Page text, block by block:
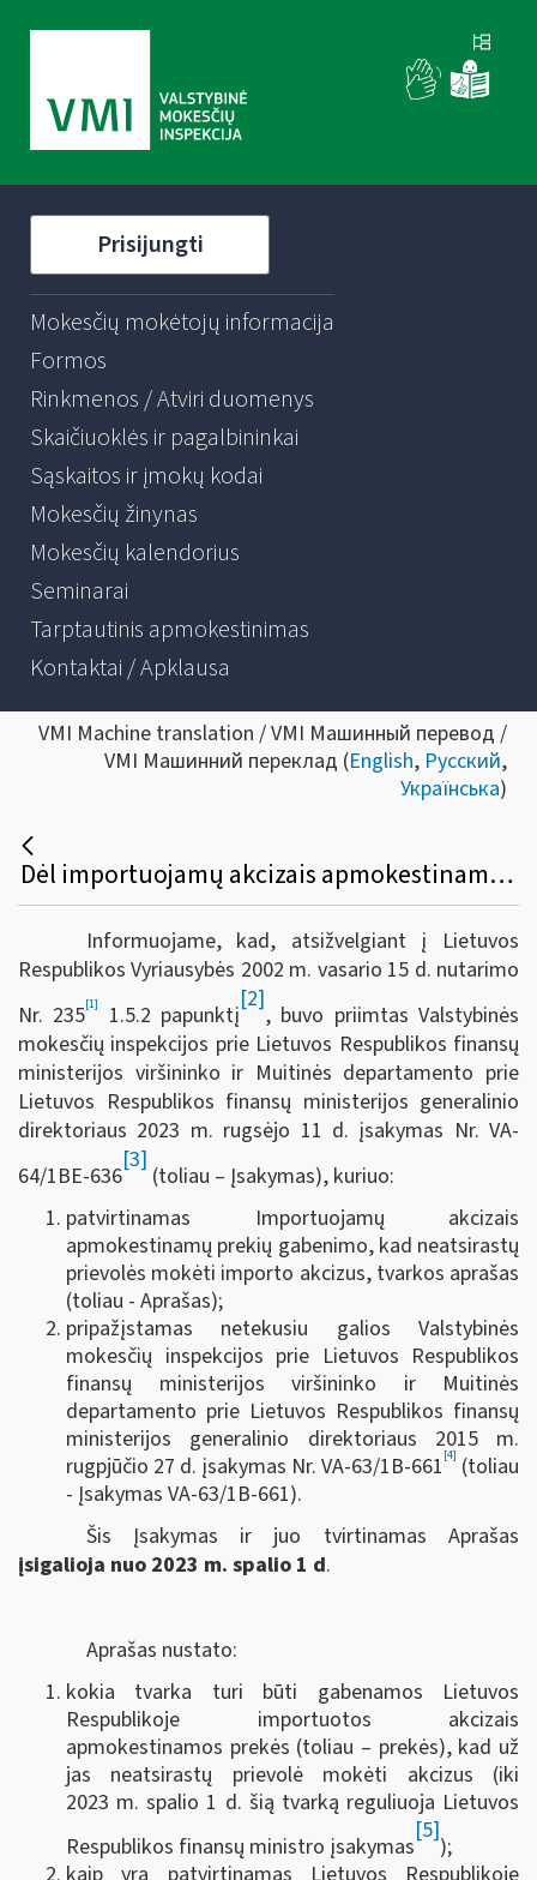
Prisijungti
Mokesčių mokėtojų informacija
Formos
Rinkmenos / Atviri duomenys
Skaičiuoklės ir pagalbininkai
Sąskaitos ir įmokų kodai
Mokesčių žinynas
Mokesčių kalendorius
Seminarai
Tarptautinis apmokestinimas
Kontaktai / Apklausa
VMI Machine translation / VMI Машинный перевод /
VMI Машинний переклад (English, Русский,
Українська)
Dėl importuojamų akcizais apmokestinamų prekių gabenimo, kad neatsirastų prievolės mokėti importo akcizus, tvarkos aprašo patvirtinimo
Informuojame, kad, atsižvelgiant į Lietuvos
Respublikos Vyriausybės 2002 m. vasario 15 d. nutarimo
Nr. 235[1] 1.5.2 papunktį
[2]
, buvo priimtas Valstybinės
mokesčių inspekcijos prie Lietuvos Respublikos finansų
ministerijos viršininko ir Muitinės departamento prie
Lietuvos Respublikos finansų ministerijos generalinio
direktoriaus 2023 m. rugsėjo 11 d. įsakymas Nr. VA-
64/1BE-636
[3]
(toliau – Įsakymas), kuriuo:
patvirtinamas Importuojamų akcizais
apmokestinamų prekių gabenimo, kad neatsirastų
prievolės mokėti importo akcizus, tvarkos aprašas
(toliau - Aprašas);
pripažįstamas netekusiu galios Valstybinės
mokesčių inspekcijos prie Lietuvos Respublikos
finansų ministerijos viršininko ir Muitinės
departamento prie Lietuvos Respublikos finansų
ministerijos generalinio direktoriaus 2015 m.
rugpjūčio 27 d. įsakymas Nr. VA-63/1B-661 [4] (toliau
- Įsakymas VA-63/1B-661).
Šis Įsakymas ir juo tvirtinamas Aprašas
įsigalioja nuo 2023 m. spalio 1 d.
Aprašas nustato:
kokia tvarka turi būti gabenamos Lietuvos
Respublikoje importuotos akcizais
apmokestinamos prekės (toliau – prekės), kad už
jas neatsirastų prievolė mokėti akcizus (iki
2023 m. spalio 1 d. šią tvarką reguliuoja Lietuvos
Respublikos finansų ministro įsakymas
[5]
);